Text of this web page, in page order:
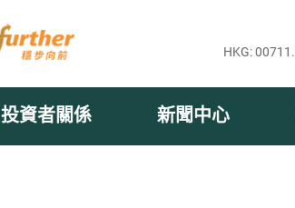
投資者關係 新聞中心